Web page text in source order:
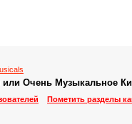
или Очень Музыкальное
Пометить разделы